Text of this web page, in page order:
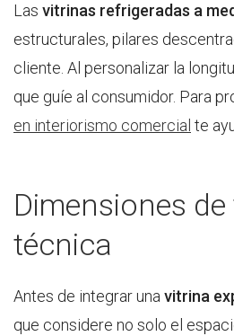
Las vitrinas refrigeradas a
estructurales, pilares
cliente. Al personalizar la
que guíe al consumidor. Para
en interiorismo comercial te
Dimensiones
técnica
Antes de integrar unavitrina
que considere no solo el